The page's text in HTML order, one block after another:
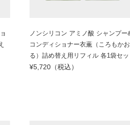
ノンシリコン アミノ酸 シャンプー
コンディショナー衣薫（ころもかお
る）詰め替え用リフィル 各1袋セッ
¥5,720（税込）